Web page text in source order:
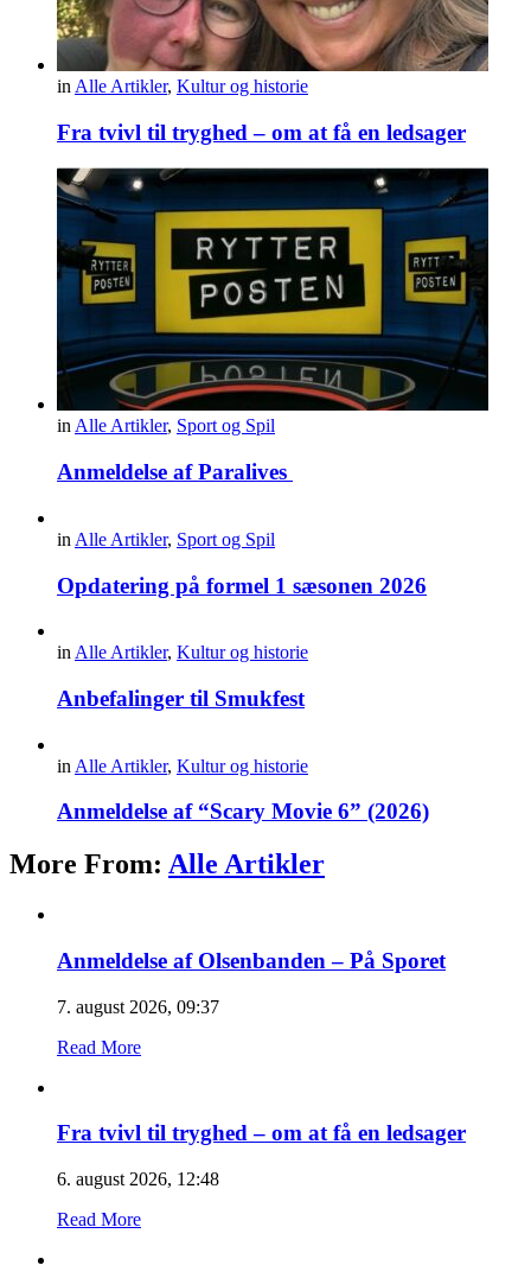
in Alle Artikler, Kultur og historie
Fra tvivl til tryghed – om at få en ledsager
inAlle Artikler, Sport og Spil
Anmeldelse af Paralives
in Alle Artikler, Sport og Spil
Opdatering på formel 1 sæsonen 2026
in Alle Artikler, Kultur og historie
Anbefalinger til Smukfest
in Alle Artikler, Kultur og historie
Anmeldelse af “Scary Movie 6” (2026)
More From: Alle Artikler
Anmeldelse af Olsenbanden – På Sporet
7. august 2026, 09:37
Read More
Fra tvivl til tryghed – om at få en ledsager
6. august 2026, 12:48
Read More